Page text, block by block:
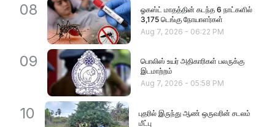
08
ஓகஸ்ட் மாதத்தின் கடந்த 6 நாட்களில்
3,175 டெங்கு நோயாளர்கள்
Aug 7, 2026 - 06:22 PM
09
பொலிஸ் உயர் அதிகாரிகள் பலருக்கு
இடமாற்றம்
Aug 7, 2026 - 05:58 PM
10
புதரில் இருந்து ஆண் ஒருவரின் சடலம்
மீட்பு